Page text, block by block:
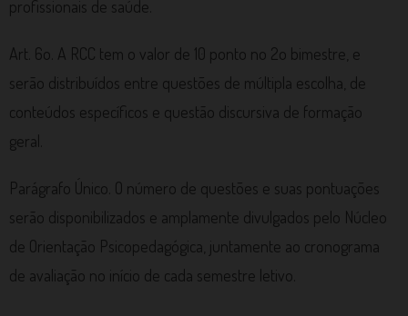
profissionais de saúde.
Art. 6o. A RCC tem o valor de 10 ponto no 2o bimestre, e
serão distribuídos entre questões de múltipla escolha, de
conteúdos específicos e questão discursiva de formação
geral.
Parágrafo Único. O número de questões e suas pontuações
serão disponibilizados e amplamente divulgados pelo Núcleo
de Orientação Psicopedagógica, juntamente ao cronograma
de avaliação no início de cada semestre letivo.